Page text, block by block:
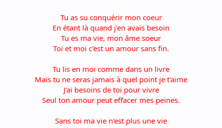
Tu as su conquérir mon coeur
En étant là quand j'en avais besoin
Tu es ma vie, mon âme soeur
Toi et moi c'est un amour sans fin.
Tu lis en moi comme dans un livre
Mais tu ne seras jamais à quel point je t'aime
J'ai besoins de toi pour vivre
Seul ton amour peut effacer mes peines.
Sans toi ma vie n'est plus une vie